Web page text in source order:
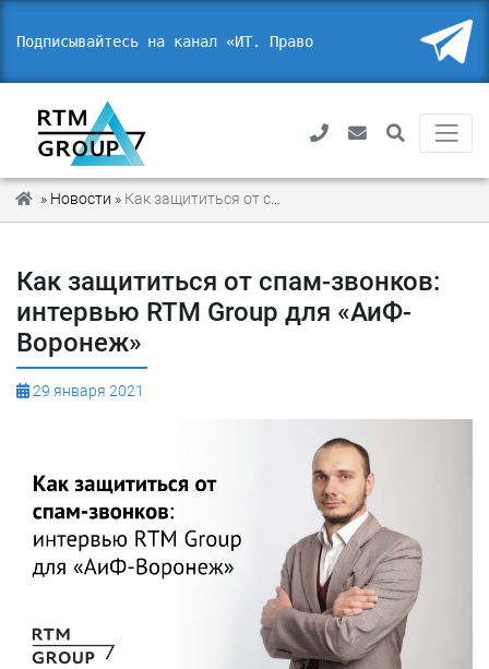
Подписывайтесь на канал «ИТ. Право
» Новости » Как защититься от спам-звонков: интервью RTM Group для «АиФ-Воронеж»
Как защититься от спам-звонков:
интервью RTM Group для «АиФ-
Воронеж»
29 января 2021